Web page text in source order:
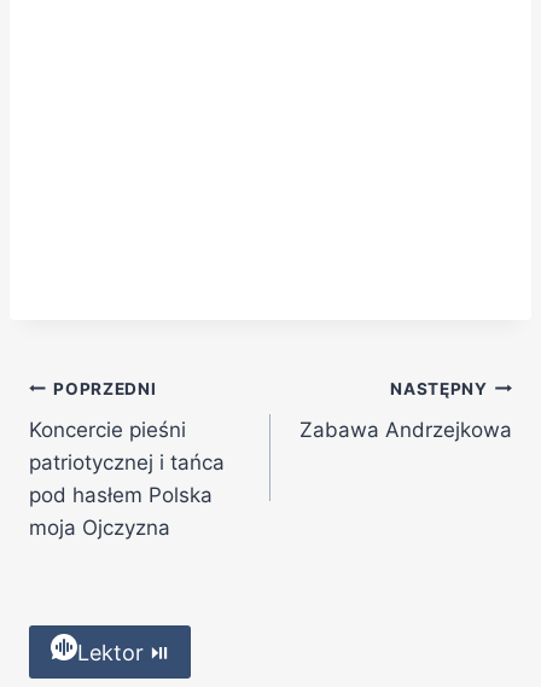
POPRZEDNI
Koncercie pieśni
patriotycznej i tańca
pod hasłem Polska
moja Ojczyzna
NASTĘPNY
Zabawa Andrzejkowa
Lektor ⏯